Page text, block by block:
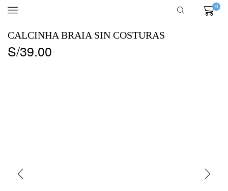
0
CALCINHA BRAIA SIN COSTURAS
S/39.00